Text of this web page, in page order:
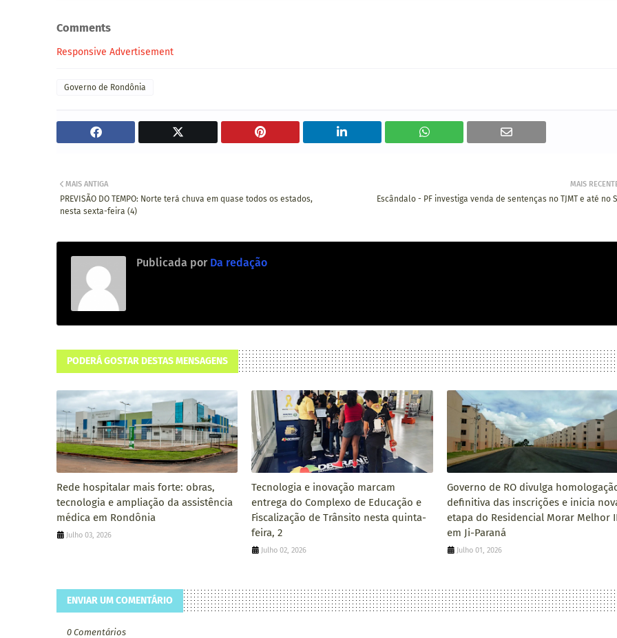
Comments
Responsive Advertisement
Governo de Rondônia
MAIS
Escândalo - PF investiga venda de sentenças no TJMT e até no
MAIS ANTIGA
PREVISÃO DO TEMPO: Norte terá chuva em quase todos os estados,
nesta sexta-feira (4)
Publicada por Da redação
PODERÁ GOSTAR DESTAS MENSAGENS
Rede hospitalar mais forte: obras,
tecnologia e ampliação da assistência
médica em Rondônia
Julho 03, 2026
Tecnologia e inovação marcam
entrega do Complexo de Educação e
Fiscalização de Trânsito nesta quinta-
feira, 2
Julho 02, 2026
Governo de RO divulga
definitiva das inscrições e inicia
etapa do Residencial Morar Melhor
em Ji-Paraná
Julho 01, 2026
ENVIAR UM COMENTÁRIO
0 Comentários